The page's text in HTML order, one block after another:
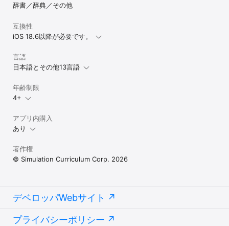
辞書／辞典／その他
互換性
iOS 18.6以降が必要です。
言語
日本語とその他13言語
年齢制限
4+
アプリ内購入
あり
著作権
© Simulation Curriculum Corp. 2026
デベロッパWebサイト
プライバシーポリシー